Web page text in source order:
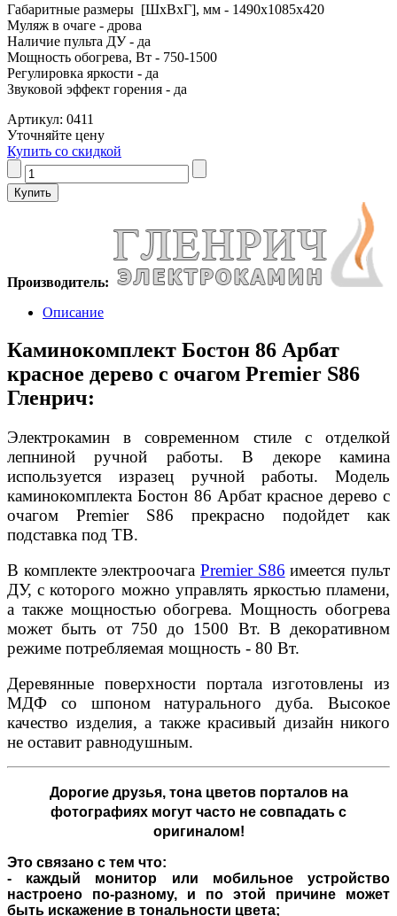
Габаритные размеры [ШxВxГ], мм - 1490x1085x420
Муляж в очаге - дрова
Наличие пульта ДУ - да
Мощность обогрева, Вт - 750-1500
Регулировка яркости - да
Звуковой эффект горения - да
Артикул: 0411
Уточняйте цену
Купить со скидкой
Производитель:
Описание
Каминокомплект Бостон 86 Арбат
красное дерево с очагом Premier S86
Гленрич:
Электрокамин в современном стиле с отделкой
лепниной ручной работы. В декоре камина
используется изразец ручной работы. Модель
каминокомплекта Бостон 86 Арбат красное дерево с
очагом Premier S86 прекрасно подойдет как
подставка под ТВ.
В комплекте электроочага Premier S86 имеется пульт
ДУ, с которого можно управлять яркостью пламени,
а также мощностью обогрева. Мощность обогрева
может быть от 750 до 1500 Вт. В декоративном
режиме потребляемая мощность - 80 Вт.
Деревянные поверхности портала изготовлены из
МДФ со шпоном натурального дуба. Высокое
качество изделия, а также красивый дизайн никого
не оставит равнодушным.
Дорогие друзья,тона цветов порталов на
фотографиях могут часто не совпадать с
оригиналом!
Это связано с тем что:
- каждый монитор или мобильное устройство
настроено по-разному, и по этой причине может
быть искажение в тональности цвета;